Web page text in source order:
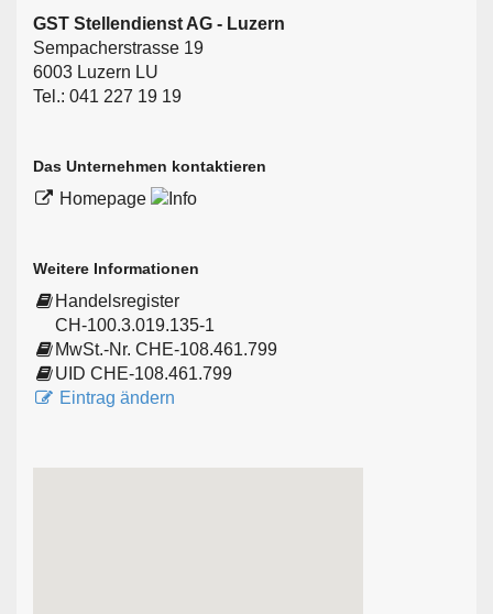
GST Stellendienst AG - Luzern
Sempacherstrasse 19
6003 Luzern LU
Tel.: 041 227 19 19
Das Unternehmen kontaktieren
Homepage
Weitere Informationen
Handelsregister
CH-100.3.019.135-1
MwSt.-Nr. CHE-108.461.799
UID CHE-108.461.799
Eintrag ändern